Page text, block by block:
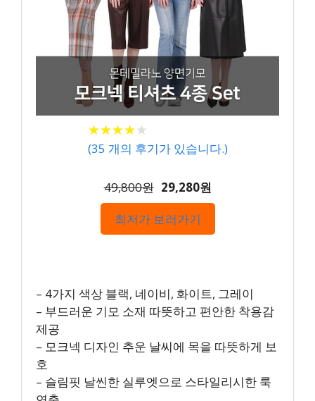
★★★★★
★★★★★
(35 개의 후기가 있습니다.)
49,800원 29,280원
최저가 보러가기
– 4가지 색상 블랙, 네이비, 화이트, 그레이
– 부드러운 기모 소재 따뜻하고 편안한 착용감
제공
– 모크넥 디자인 추운 날씨에 목을 따뜻하게 보
호
– 슬림핏 날씬한 실루엣으로 스타일리시한 룩